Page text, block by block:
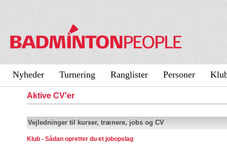
Nyheder Turnering Ranglister Personer
Aktive CV'er
Vejledninger til kurser, trænere, jobs og CV
Klub - Sådan opretter du et jobopslag